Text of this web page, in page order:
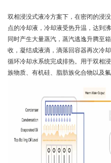
双相浸没式液冷方案下，在密闭的浸
点的冷却液，冷却液受热升温，达到
同时产生大量蒸汽，蒸汽逃逸升腾至
收，凝结成液滴，滴落回容器再次冷
循环冷却水系统完成排热。用于双相
族物质、有机硅、脂肪族化合物以及氟